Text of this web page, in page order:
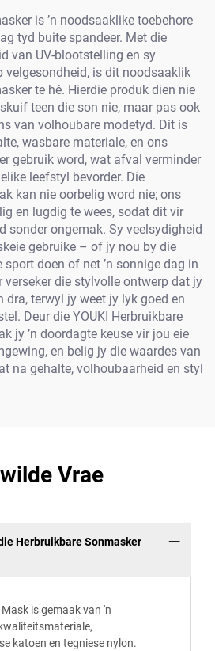
is ’n noodsaaklike toebehore
tyd buite spandeer. Met die
van UV-blootstelling en sy
velgesondheid, is dit noodsaaklik
te hê. Hierdie produk dien nie
teen die son nie, maar pas ook
van volhoubare modetyd. Dit is
wasbare materiale, en ons
gebruik word, wat afval verminder
leefstyl bevorder. Die
kan nie oorbelig word nie; ons
en lugdig te wees, sodat dit vir
sonder ongemak. Sy veelsydigheid
gebruike – of jy nou by die
doen of net ’n sonnige dag in
verseker die stylvolle ontwerp dat jy
terwyl jy weet jy lyk goed en
Deur die YOUKI Herbruikbare
jy ’n doordagte keuse vir jou eie
en belig jy die waardes van
na gehalte, volhoubaarheid en styl
Vrae
Herbruikbare Sonmasker
is gemaak van 'n
katoen en tegniese nylon.